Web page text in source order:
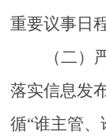
重要议事日
（二）
落实信息发
循“谁主管